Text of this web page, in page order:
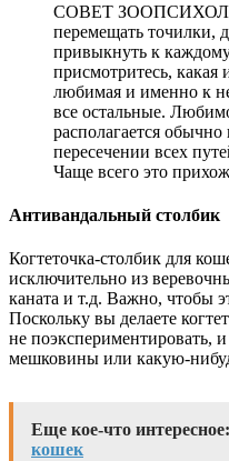
СОВЕТ
перемещать точилки,
привыкнуть к
присмотритесь,
любимая и именно к
все остальные.
располагается
пересечении всех
Чаще всего это
Антивандальный столбик
Когтеточка-столбик для
исключительно из
каната и т.д. Важно, чтобы
Поскольку вы делаете
не поэкспериментировать,
мешковины или какую-
Еще кое-что интересное:
кошек